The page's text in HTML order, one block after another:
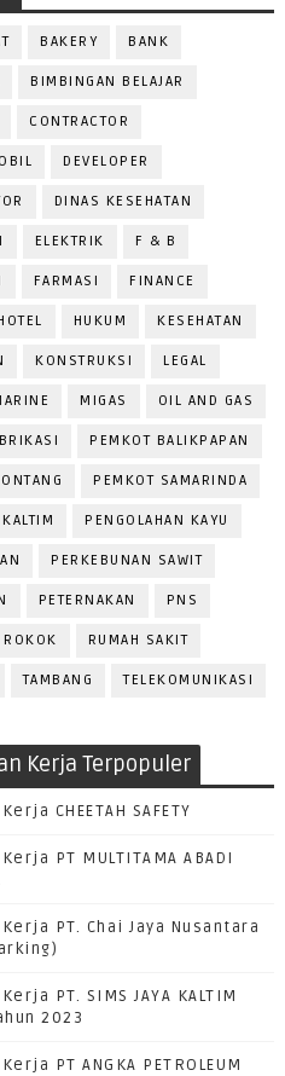
BAKERY BANK
BIMBINGAN BELAJAR
CONTRACTOR
DEVELOPER
DINAS KESEHATAN
ELEKTRIK F & B
FARMASI FINANCE
HUKUM KESEHATAN
KONSTRUKSI LEGAL
MIGAS OIL AND GAS
PEMKOT BALIKPAPAN
PEMKOT SAMARINDA
PENGOLAHAN KAYU
PERKEBUNAN SAWIT
PETERNAKAN PNS
ROKOK RUMAH SAKIT
TAMBANG TELEKOMUNIKASI
Kerja Terpopuler
CHEETAH SAFETY
PT MULTITAMA ABADI
PT. Chai Jaya Nusantara
PT. SIMS JAYA KALTIM
2023
PT ANGKA PETROLEUM